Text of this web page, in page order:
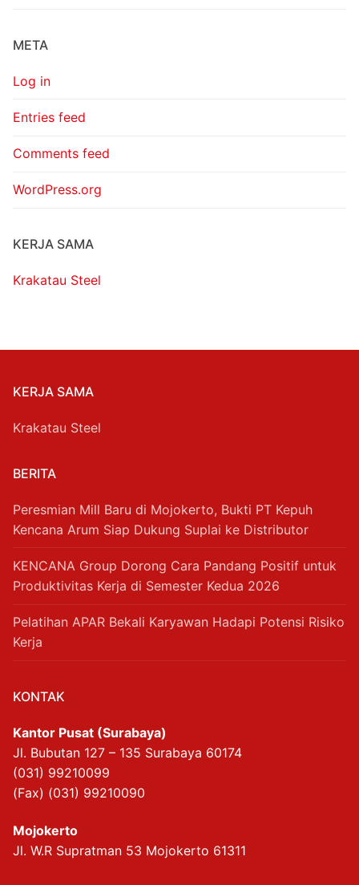
META
Log in
Entries feed
Comments feed
WordPress.org
KERJA SAMA
Krakatau Steel
KERJA SAMA
Krakatau Steel
BERITA
Peresmian Mill Baru di Mojokerto, Bukti PT Kepuh
Kencana Arum Siap Dukung Suplai ke Distributor
KENCANA Group Dorong Cara Pandang Positif untuk
Produktivitas Kerja di Semester Kedua 2026
Pelatihan APAR Bekali Karyawan Hadapi Potensi Risiko
Kerja
KONTAK
Kantor Pusat (Surabaya)
Jl. Bubutan 127 – 135 Surabaya 60174
(031) 99210099
(Fax) (031) 99210090
Mojokerto
Jl. W.R Supratman 53 Mojokerto 61311